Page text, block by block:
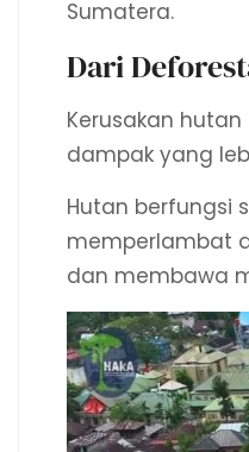
Sumatera.
Dari
Kerusakan
dampak yang
Hutan berfungsi
memperlambat
dan membawa